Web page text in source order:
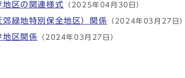
地区の関連様式 （2025年04月30日）
緑地特別保全地区）関係 （2024年03月27日）
地区関係 （2024年03月27日）